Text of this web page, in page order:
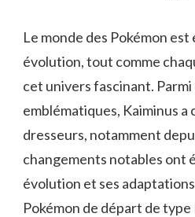
Le monde des Pokémon
évolution, tout comme
cet univers fascinant.
emblématiques, Kaiminus a
dresseurs, notamment
changements notables ont
évolution et ses
Pokémon de départ de type